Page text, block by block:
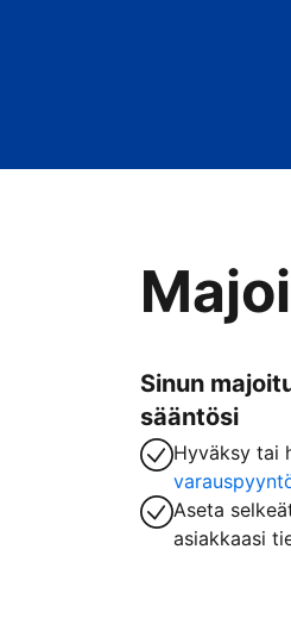
Sinun
sääntösi
Hyväksy tai
Aseta
asiakkaasi